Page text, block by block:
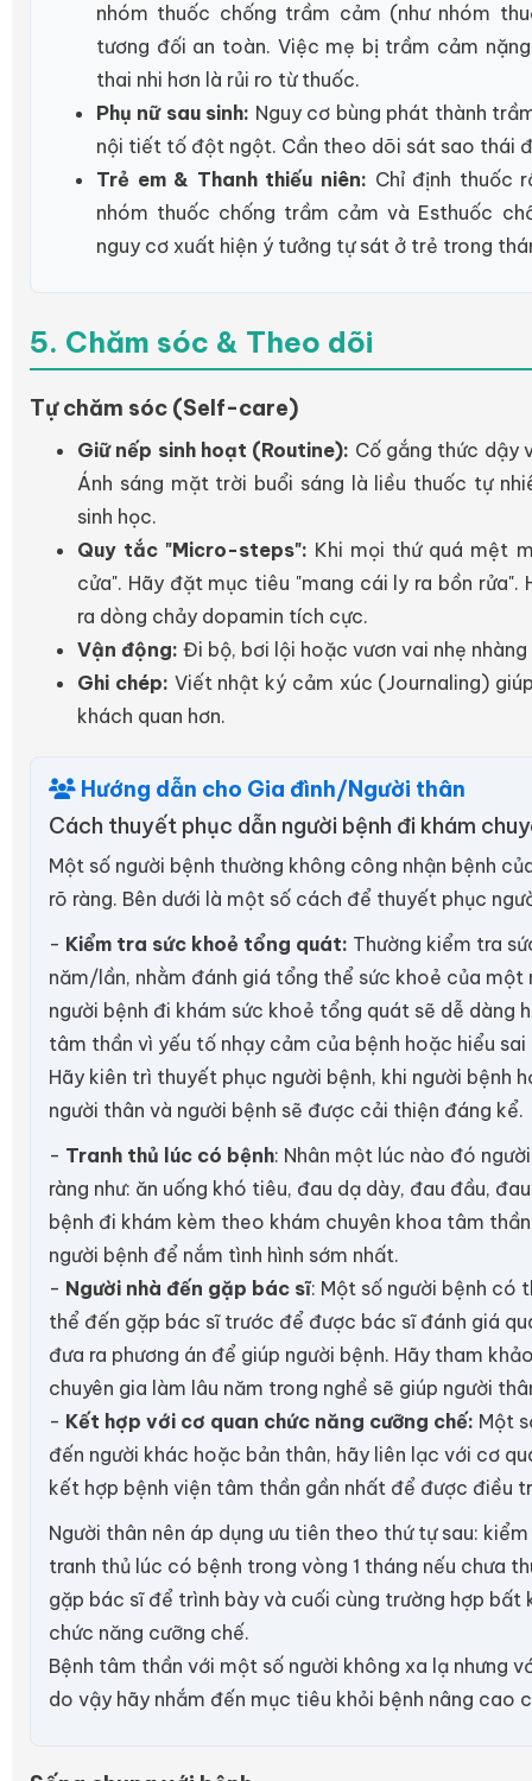
nhóm thuốc chống trầm cảm (như nhóm
tương đối an toàn. Việc mẹ bị trầm cảm
thai nhi hơn là rủi ro từ thuốc.
Phụ nữ sau sinh: Nguy cơ bùng phát thành
nội tiết tố đột ngột. Cần theo dõi sát sao thái
Trẻ em & Thanh thiếu niên: Chỉ định thuốc
nhóm thuốc chống trầm cảm và Esthuốc
nguy cơ xuất hiện ý tưởng tự sát ở trẻ trong
5. Chăm sóc & Theo dõi
Tự chăm sóc (Self-care)
Giữ nếp sinh hoạt (Routine): Cố gắng thức dậy
Ánh sáng mặt trời buổi sáng là liều thuốc tự
sinh học.
Quy tắc "Micro-steps": Khi mọi thứ quá mệt
cửa". Hãy đặt mục tiêu "mang cái ly ra bồn
ra dòng chảy dopamin tích cực.
Vận động: Đi bộ, bơi lội hoặc vươn vai nhẹ
Ghi chép: Viết nhật ký cảm xúc (Journaling)
khách quan hơn.
Hướng dẫn cho Gia đình/Người thân
Cách thuyết phục dẫn người bệnh đi khám
Một số người bệnh thường không công nhận bệnh
rõ ràng. Bên dưới là một số cách để thuyết phục
- Kiểm tra sức khoẻ tổng quát: Thường kiểm tra
năm/lần, nhằm đánh giá tổng thể sức khoẻ của
người bệnh đi khám sức khoẻ tổng quát sẽ dễ dàng
tâm thần vì yếu tố nhạy cảm của bệnh hoặc hiểu
Hãy kiên trì thuyết phục người bệnh, khi người bệnh
người thân và người bệnh sẽ được cải thiện đáng kể.
- Tranh thủ lúc có bệnh: Nhân một lúc nào đó
ràng như: ăn uống khó tiêu, đau dạ dày, đau đầu,
bệnh đi khám kèm theo khám chuyên khoa tâm
người bệnh để nắm tình hình sớm nhất.
- Người nhà đến gặp bác sĩ: Một số người bệnh có
thể đến gặp bác sĩ trước để được bác sĩ đánh giá
đưa ra phương án để giúp người bệnh. Hãy tham
chuyên gia làm lâu năm trong nghề sẽ giúp người
- Kết hợp với cơ quan chức năng cưỡng chế: Một
đến người khác hoặc bản thân, hãy liên lạc với cơ
kết hợp bệnh viện tâm thần gần nhất để được điều
Người thân nên áp dụng ưu tiên theo thứ tự sau:
tranh thủ lúc có bệnh trong vòng 1 tháng nếu chưa
gặp bác sĩ để trình bày và cuối cùng trường hợp bất
chức năng cưỡng chế.
Bệnh tâm thần với một số người không xa lạ nhưng
do vậy hãy nhắm đến mục tiêu khỏi bệnh nâng cao